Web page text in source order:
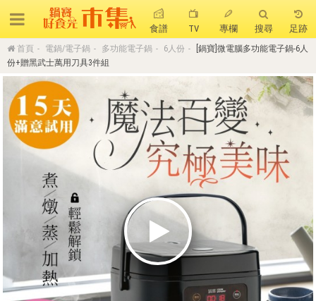
食譜 TV 專欄 搜尋 足跡
首頁 電鍋/電子鍋 多功能電子鍋 6人份
[鍋寶]微電腦多功能電子鍋-6人
份+贈黑武士萬用刀具3件組
熱門搜尋
聚油不沾鍋 全球通吹風機 陶瓷不沾電鍋
珍珠粗吸管杯 可微波保鮮盒 大理石不沾鍋
分隔便當盒 氣炸烤箱